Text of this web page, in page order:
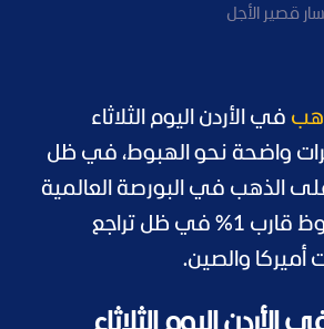
قصير الأجل
في الأردن اليوم الثلاثاء
تغيرات واضحة نحو الهبوط، في ظل
الذهب في البورصة العالمية
على هبوط ملحوظ قارب 1% في ظل تراجع
أميركا والصين.
الأردن اليوم الثلاثاء